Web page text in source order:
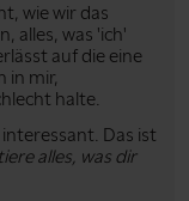
wie wir das
alles, was 'ich'
auf die eine
in mir,
halte.
Das ist
alles, was dir